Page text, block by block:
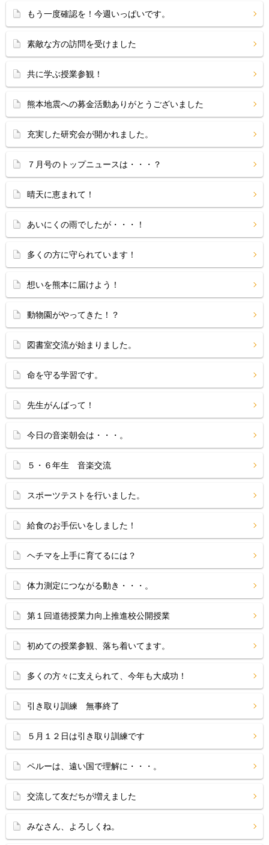
もう一度確認を！今週いっぱいです。
素敵な方の訪問を受けました
共に学ぶ授業参観！
熊本地震への募金活動ありがとうございました
充実した研究会が開かれました。
７月号のトップニュースは・・・？
晴天に恵まれて！
あいにくの雨でしたが・・・！
多くの方に守られています！
想いを熊本に届けよう！
動物園がやってきた！？
図書室交流が始まりました。
命を守る学習です。
先生がんばって！
今日の音楽朝会は・・・。
５・６年生 音楽交流
スポーツテストを行いました。
給食のお手伝いをしました！
ヘチマを上手に育てるには？
体力測定につながる動き・・・。
第１回道徳授業力向上推進校公開授業
初めての授業参観、落ち着いてます。
多くの方々に支えられて、今年も大成功！
引き取り訓練 無事終了
５月１２日は引き取り訓練です
ペルーは、遠い国で理解に・・・。
交流して友だちが増えました
みなさん、よろしくね。